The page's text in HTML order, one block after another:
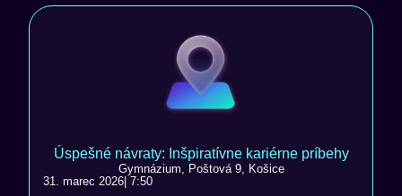
Úspešné návraty: Inšpiratívne kariérne príbehy
Gymnázium, Poštová 9, Košice
31. marec 2026 | 7:50